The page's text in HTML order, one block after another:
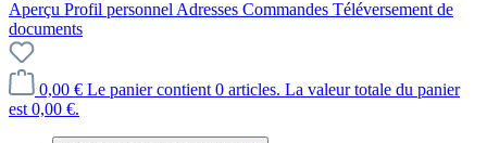
Aperçu Profil personnel Adresses Commandes Téléversement de
documents
0,00 € Le panier contient 0 articles. La valeur totale du panier
est 0,00 €.